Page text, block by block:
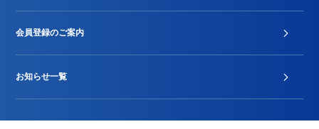
2024年度新設項目届出状況
会員登録のご案内
お知らせ一覧